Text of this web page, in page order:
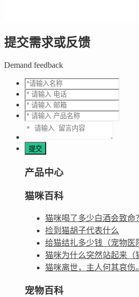
提交需求或反馈
Demand feedback
产品中心
猫咪百科
猫咪喝了多少白酒会致命？
捡到猫胡子代表什么
给猫结扎多少钱（宠物医
猫咪为什么突然站起来（
猫咪离世，主人何其哀伤。
宠物百科